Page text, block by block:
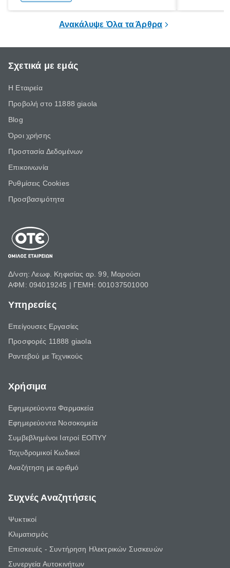
Ανακάλυψε Όλα τα Άρθρα
Σχετικά με εμάς
Η Εταιρεία
Προβολή στο 11888 giaola
Blog
Όροι χρήσης
Προστασία Δεδομένων
Επικοινωνία
Ρυθμίσεις Cookies
Προσβασιμότητα
Δ/νση: Λεωφ. Κηφισίας αρ. 99, Μαρούσι
ΑΦΜ: 094019245 | ΓΕΜΗ: 001037501000
Υπηρεσίες
Επείγουσες Εργασίες
Προσφορές 11888 giaola
Ραντεβού με Τεχνικούς
Χρήσιμα
Εφημερεύοντα Φαρμακεία
Εφημερεύοντα Νοσοκομεία
Συμβεβλημένοι Ιατροί ΕΟΠΥΥ
Ταχυδρομικοί Κωδικοί
Αναζήτηση με αριθμό
Συχνές Αναζητήσεις
Ψυκτικοί
Κλιματισμός
Επισκευές - Συντήρηση Ηλεκτρικών Συσκευών
Συνεργεία Αυτοκινήτων